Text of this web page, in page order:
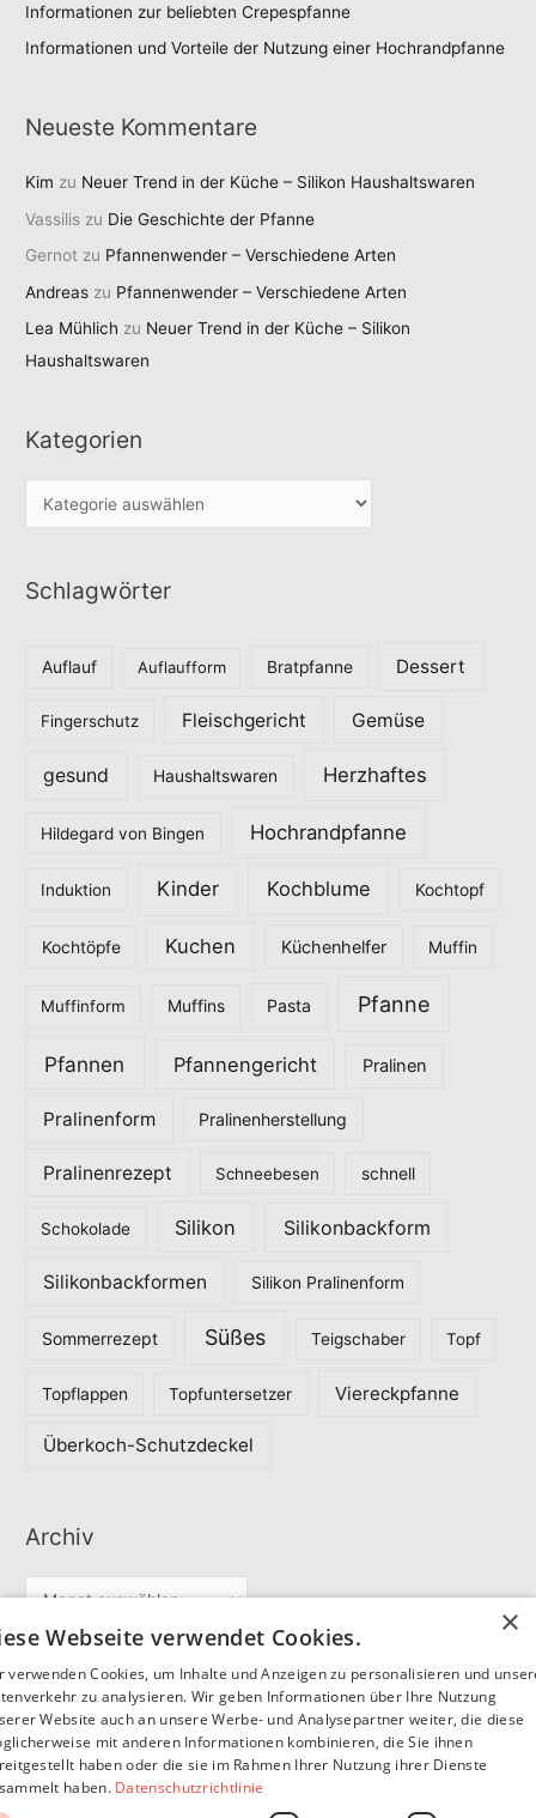
Informationen zur beliebten Crepespfanne
Informationen und Vorteile der Nutzung einer Hochrandpfanne
Neueste Kommentare
Kim zu Neuer Trend in der Küche – Silikon Haushaltswaren
Vassilis zu Die Geschichte der Pfanne
Gernot zu Pfannenwender – Verschiedene Arten
Andreas zu Pfannenwender – Verschiedene Arten
Lea Mühlich zu Neuer Trend in der Küche – Silikon
Haushaltswaren
Kategorien
a
e
Schlagwörter
Auflauf Auflaufform Bratpfanne Dessert
Fingerschutz Fleischgericht Gemüse
gesund Haushaltswaren Herzhaftes
Hildegard von Bingen Hochrandpfanne
Induktion Kinder Kochblume Kochtopf
Kochtöpfe Kuchen Küchenhelfer Muffin
Muffinform Muffins Pasta Pfanne
Pfannen Pfannengericht Pralinen
Pralinenform Pralinenherstellung
Pralinenrezept Schneebesen schnell
Schokolade Silikon Silikonbackform
Silikonbackformen Silikon Pralinenform
Sommerrezept Süßes Teigschaber Topf
Topflappen Topfuntersetzer Viereckpfanne
Überkoch-Schutzdeckel
Archiv
i
v
Partner
SommerSEO
×
Webseite verwendet Cookies.
verwenden Cookies, um Inhalte und Anzeigen zu personalisieren und
zu analysieren. Wir geben Informationen über Ihre Nutzung
Website auch an unsere Werbe- und Analysepartner weiter, die diese
mit anderen Informationen kombinieren, die Sie ihnen
haben oder die sie im Rahmen Ihrer Nutzung ihrer Dienste
haben. Datenschutzrichtlinie